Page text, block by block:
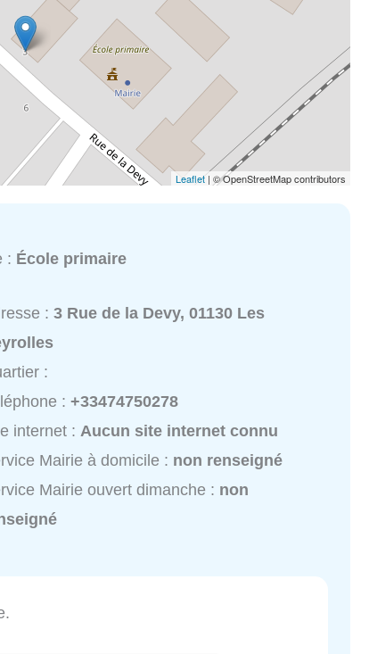
Leaflet | © OpenStreetMap contributors
: École primaire
:3 Rue de la Devy, 01130 Les
:
:+33474750278
internet :Aucun site internet connu
Mairie à domicile : non renseigné
Mairie ouvert dimanche : non